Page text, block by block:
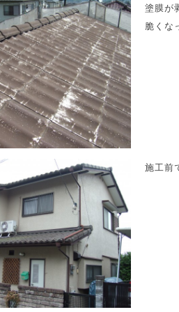
塗膜が
脆くな
施工前